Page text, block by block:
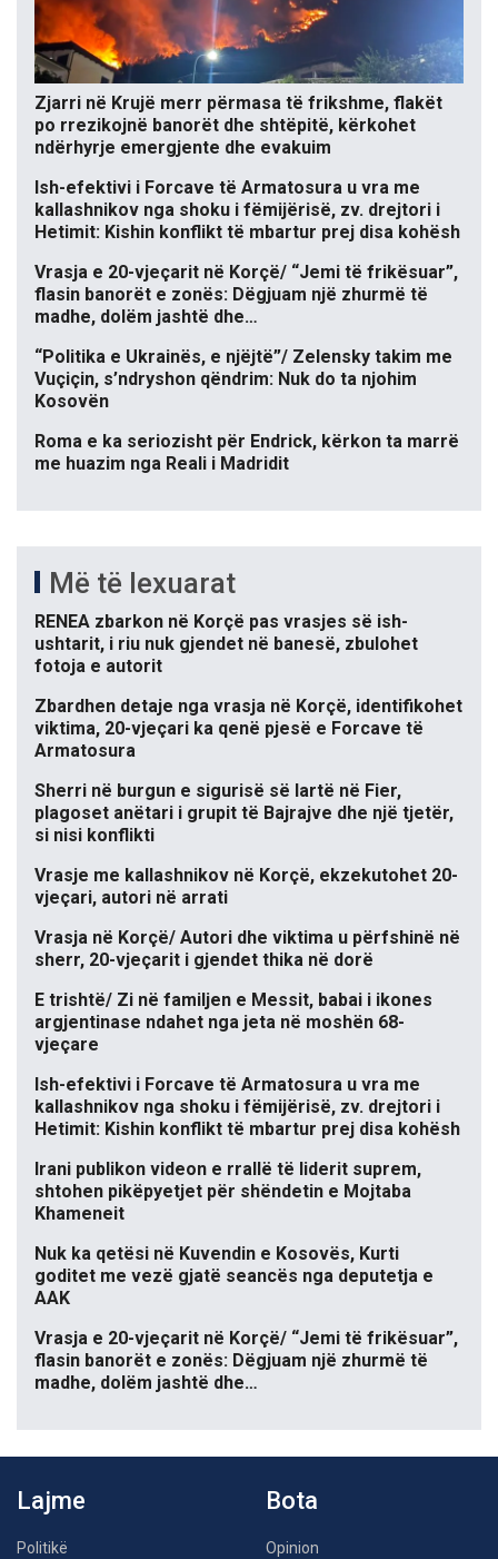
Zjarri në Krujë merr përmasa të frikshme, flakët
po rrezikojnë banorët dhe shtëpitë, kërkohet
ndërhyrje emergjente dhe evakuim
Ish-efektivi i Forcave të Armatosura u vra me
kallashnikov nga shoku i fëmijërisë, zv. drejtori i
Hetimit: Kishin konflikt të mbartur prej disa kohësh
Vrasja e 20-vjeçarit në Korçë/ “Jemi të frikësuar”,
flasin banorët e zonës: Dëgjuam një zhurmë të
madhe, dolëm jashtë dhe…
“Politika e Ukrainës, e njëjtë”/ Zelensky takim me
Vuçiçin, s’ndryshon qëndrim: Nuk do ta njohim
Kosovën
Roma e ka seriozisht për Endrick, kërkon ta marrë
me huazim nga Reali i Madridit
Më të lexuarat
RENEA zbarkon në Korçë pas vrasjes së ish-
ushtarit, i riu nuk gjendet në banesë, zbulohet
fotoja e autorit
Zbardhen detaje nga vrasja në Korçë, identifikohet
viktima, 20-vjeçari ka qenë pjesë e Forcave të
Armatosura
Sherri në burgun e sigurisë së lartë në Fier,
plagoset anëtari i grupit të Bajrajve dhe një tjetër,
si nisi konflikti
Vrasje me kallashnikov në Korçë, ekzekutohet 20-
vjeçari, autori në arrati
Vrasja në Korçë/ Autori dhe viktima u përfshinë në
sherr, 20-vjeçarit i gjendet thika në dorë
E trishtë/ Zi në familjen e Messit, babai i ikones
argjentinase ndahet nga jeta në moshën 68-
vjeçare
Ish-efektivi i Forcave të Armatosura u vra me
kallashnikov nga shoku i fëmijërisë, zv. drejtori i
Hetimit: Kishin konflikt të mbartur prej disa kohësh
Irani publikon videon e rrallë të liderit suprem,
shtohen pikëpyetjet për shëndetin e Mojtaba
Khameneit
Nuk ka qetësi në Kuvendin e Kosovës, Kurti
goditet me vezë gjatë seancës nga deputetja e
AAK
Vrasja e 20-vjeçarit në Korçë/ “Jemi të frikësuar”,
flasin banorët e zonës: Dëgjuam një zhurmë të
madhe, dolëm jashtë dhe…
Lajme
Politikë
Bota
Opinion